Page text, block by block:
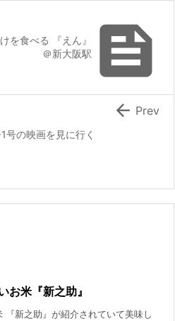

を食べる 『えん』
＠新大阪駅
号の映画を見に行く
 Prev
お米『新之助』
新之助』が紹介されていて美味し